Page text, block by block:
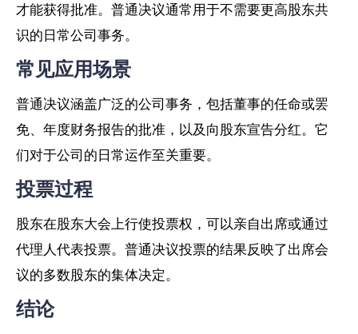
才能获得批准。普通决议通常用于不需要更高股东共
识的日常公司事务。
常见应用场景
普通决议涵盖广泛的公司事务，包括董事的任命或罢
免、年度财务报告的批准，以及向股东宣告分红。它
们对于公司的日常运作至关重要。
投票过程
股东在股东大会上行使投票权，可以亲自出席或通过
代理人代表投票。普通决议投票的结果反映了出席会
议的多数股东的集体决定。
结论